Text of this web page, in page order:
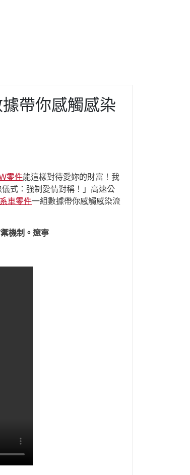
帶你感觸感染
零件能這樣對待愛妳的財富！我
式：強制愛情對稱！」高速公
車零件一組數據帶你感觸感染流
機制。遼寧